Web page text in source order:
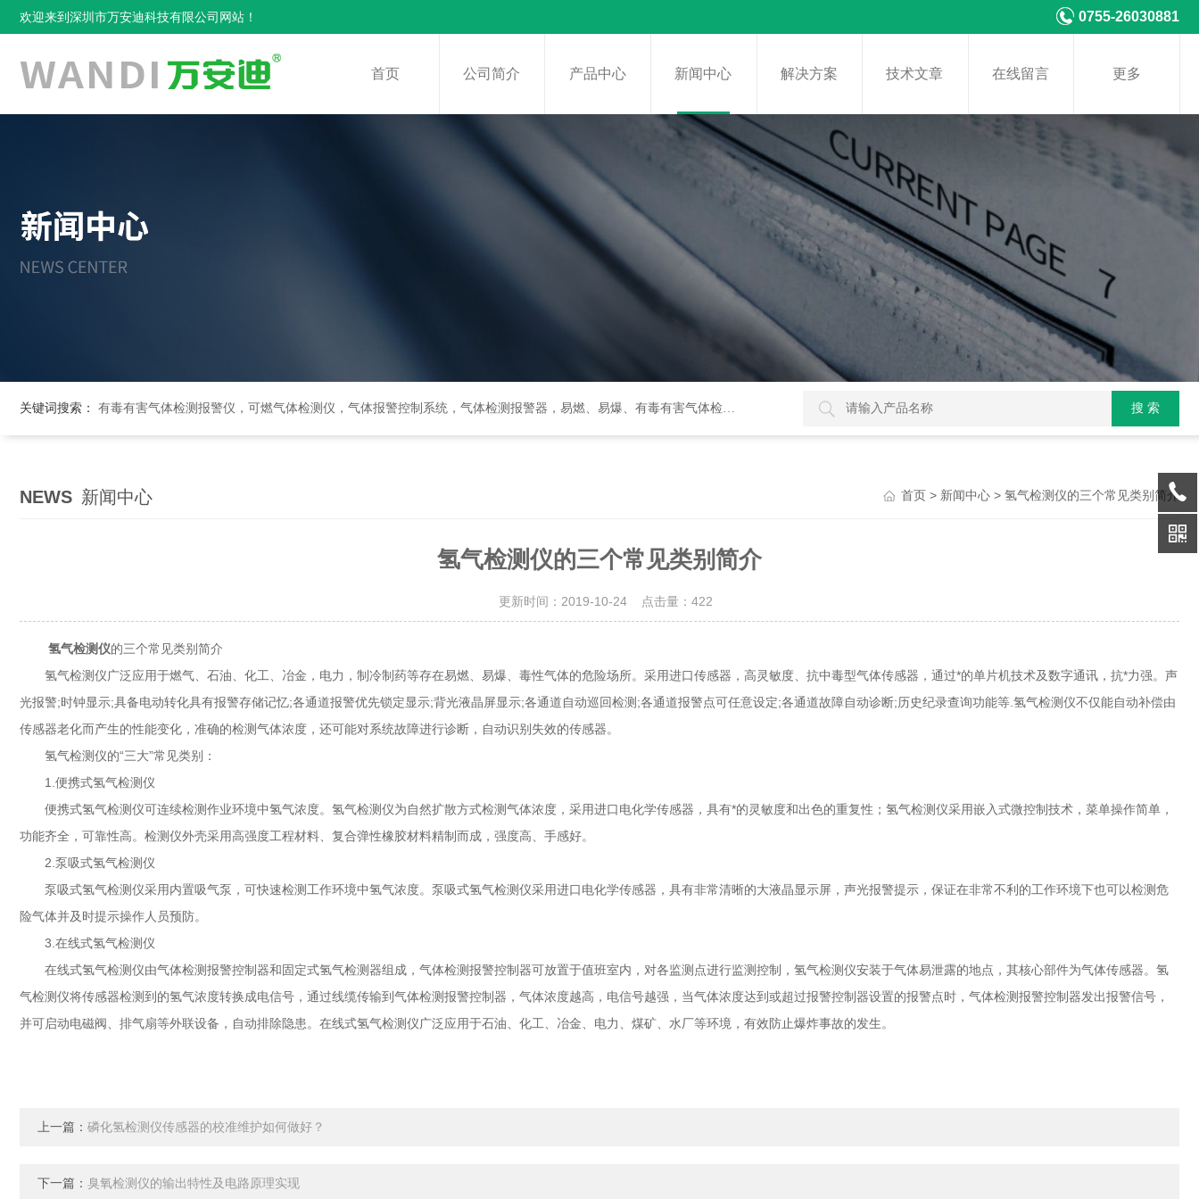
欢迎来到深圳市万安迪科技有限公司网站！ 0755-26030881
首页 公司简介 产品中心 新闻中心 解决方案 技术文章 在线留言 更多
关键词搜索： 有毒有害气体检测报警仪，可燃气体检测仪，气体报警控制系统，气体检测报警器，易燃、易爆、有毒有害气体检测报警设备、环境监测分析仪器
NEWS 新闻中心 首页 > 新闻中心 > 氢气检测仪的三个常见类别简介
氢气检测仪的三个常见类别简介
更新时间：2019-10-24 点击量： 422
氢气检测仪的三个常见类别简介
氢气检测仪广泛应用于燃气、石油、化工、冶金，电力，制冷制药等存在易燃、易爆、毒性气体的危险场所。采用进口传感器，高灵敏度、抗中毒型气体传感器，通过*的单片机技术及数字通讯，抗*力强。声
光报警;时钟显示;具备电动转化具有报警存储记忆;各通道报警优先锁定显示;背光液晶屏显示;各通道自动巡回检测;各通道报警点可任意设定;各通道故障自动诊断;历史纪录查询功能等.氢气检测仪不仅能自动补偿由
传感器老化而产生的性能变化，准确的检测气体浓度，还可能对系统故障进行诊断，自动识别失效的传感器。
氢气检测仪的“三大”常见类别：
1.便携式氢气检测仪
便携式氢气检测仪可连续检测作业环境中氢气浓度。氢气检测仪为自然扩散方式检测气体浓度，采用进口电化学传感器，具有*的灵敏度和出色的重复性；氢气检测仪采用嵌入式微控制技术，菜单操作简单，
功能齐全，可靠性高。检测仪外壳采用高强度工程材料、复合弹性橡胶材料精制而成，强度高、手感好。
2.泵吸式氢气检测仪
泵吸式氢气检测仪采用内置吸气泵，可快速检测工作环境中氢气浓度。泵吸式氢气检测仪采用进口电化学传感器，具有非常清晰的大液晶显示屏，声光报警提示，保证在非常不利的工作环境下也可以检测危
险气体并及时提示操作人员预防。
3.在线式氢气检测仪
在线式氢气检测仪由气体检测报警控制器和固定式氢气检测器组成，气体检测报警控制器可放置于值班室内，对各监测点进行监测控制，氢气检测仪安装于气体易泄露的地点，其核心部件为气体传感器。氢
气检测仪将传感器检测到的氢气浓度转换成电信号，通过线缆传输到气体检测报警控制器，气体浓度越高，电信号越强，当气体浓度达到或超过报警控制器设置的报警点时，气体检测报警控制器发出报警信号，
并可启动电磁阀、排气扇等外联设备，自动排除隐患。在线式氢气检测仪广泛应用于石油、化工、冶金、电力、煤矿、水厂等环境，有效防止爆炸事故的发生。
上一篇： 磷化氢检测仪传感器的校准维护如何做好？
下一篇： 臭氧检测仪的输出特性及电路原理实现